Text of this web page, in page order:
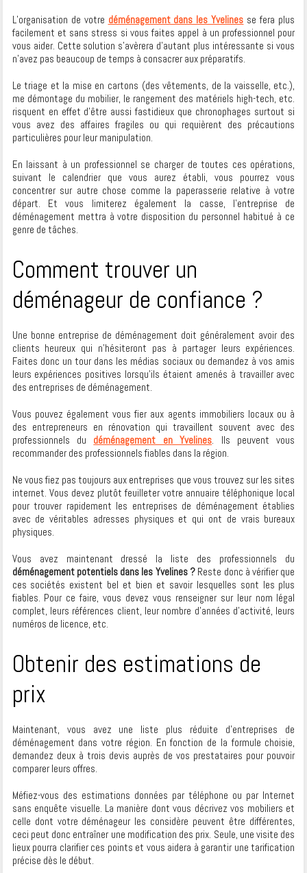
L’organisation de votre déménagement dans les Yvelines se fera plus
facilement et sans stress si vous faites appel à un professionnel pour
vous aider. Cette solution s’avèrera d’autant plus intéressante si vous
n’avez pas beaucoup de temps à consacrer aux préparatifs.
Le triage et la mise en cartons (des vêtements, de la vaisselle, etc.),
me démontage du mobilier, le rangement des matériels high-tech, etc.
risquent en effet d’être aussi fastidieux que chronophages surtout si
vous avez des affaires fragiles ou qui requièrent des précautions
particulières pour leur manipulation.
En laissant à un professionnel se charger de toutes ces opérations,
suivant le calendrier que vous aurez établi, vous pourrez vous
concentrer sur autre chose comme la paperasserie relative à votre
départ. Et vous limiterez également la casse, l’entreprise de
déménagement mettra à votre disposition du personnel habitué à ce
genre de tâches.
Comment trouver un
déménageur de confiance ?
Une bonne entreprise de déménagement doit généralement avoir des
clients heureux qui n’hésiteront pas à partager leurs expériences.
Faites donc un tour dans les médias sociaux ou demandez à vos amis
leurs expériences positives lorsqu’ils étaient amenés à travailler avec
des entreprises de déménagement.
Vous pouvez également vous fier aux agents immobiliers locaux ou à
des entrepreneurs en rénovation qui travaillent souvent avec des
professionnels du déménagement en Yvelines. Ils peuvent vous
recommander des professionnels fiables dans la région.
Ne vous fiez pas toujours aux entreprises que vous trouvez sur les sites
internet. Vous devez plutôt feuilleter votre annuaire téléphonique local
pour trouver rapidement les entreprises de déménagement établies
avec de véritables adresses physiques et qui ont de vrais bureaux
physiques.
Vous avez maintenant dressé la liste des professionnels du
déménagement potentiels dans les Yvelines ?Reste donc à vérifier que
ces sociétés existent bel et bien et savoir lesquelles sont les plus
fiables. Pour ce faire, vous devez vous renseigner sur leur nom légal
complet, leurs références client, leur nombre d’années d’activité, leurs
numéros de licence, etc.
Obtenir des estimations de
prix
Maintenant, vous avez une liste plus réduite d’entreprises de
déménagement dans votre région. En fonction de la formule choisie,
demandez deux à trois devis auprès de vos prestataires pour pouvoir
comparer leurs offres.
Méfiez-vous des estimations données par téléphone ou par Internet
sans enquête visuelle. La manière dont vous décrivez vos mobiliers et
celle dont votre déménageur les considère peuvent être différentes,
ceci peut donc entraîner une modification des prix. Seule, une visite des
lieux pourra clarifier ces points et vous aidera à garantir une tarification
précise dès le début.